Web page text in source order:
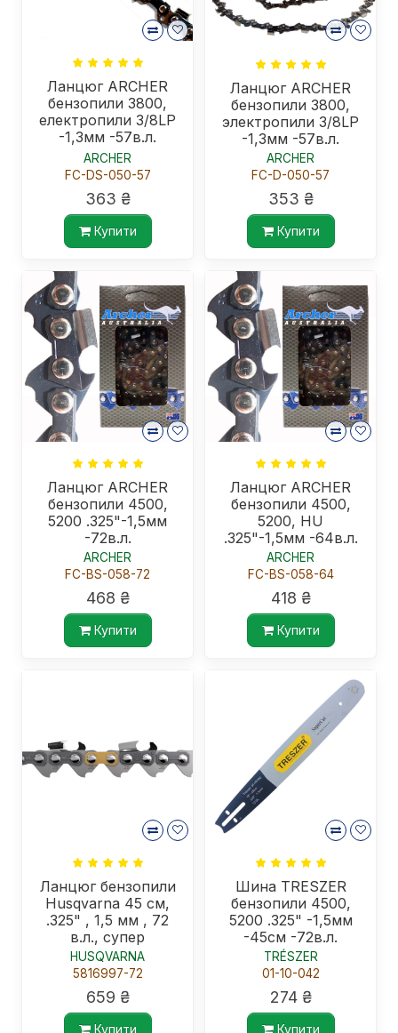
Ланцюг ARCHER
бензопили 3800,
електропили 3/8LP
-1,3мм -57в.л.
-подвійний
тирсогон
ARCHER
FC-DS-050-57
363 ₴
Купити
Ланцюг ARCHER
бензопили 3800,
электропили 3/8LP
-1,3мм -57в.л.
ARCHER
FC-D-050-57
353 ₴
Купити
Ланцюг ARCHER
бензопили 4500,
5200 .325"-1,5мм
-72в.л.
ARCHER
FC-BS-058-72
468 ₴
Купити
Ланцюг ARCHER
бензопили 4500,
5200, HU
.325"-1,5мм -64в.л.
ARCHER
FC-BS-058-64
418 ₴
Купити
Ланцюг бензопили
Husqvarna 45 см,
.325" , 1,5 мм , 72
в.л., супер
HUSQVARNA
5816997-72
659 ₴
Купити
Шина TRESZER
бензопили 4500,
5200 .325" -1,5мм
-45см -72в.л.
TRÉSZER
01-10-042
274 ₴
Купити